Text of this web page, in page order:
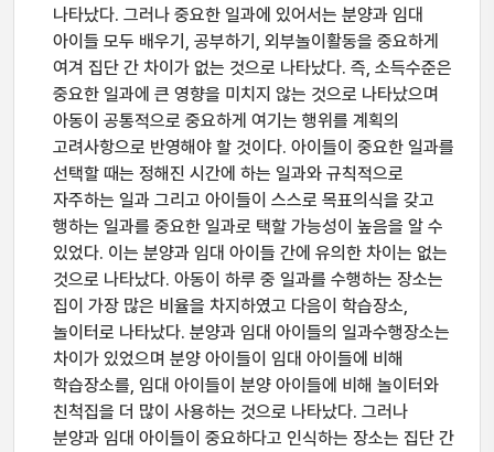
나타났다. 그러나 중요한 일과에 있어서는 분양과 임대
아이들 모두 배우기, 공부하기, 외부놀이활동을 중요하게
여겨 집단 간 차이가 없는 것으로 나타났다. 즉, 소득수준은
중요한 일과에 큰 영향을 미치지 않는 것으로 나타났으며
아동이 공통적으로 중요하게 여기는 행위를 계획의
고려사항으로 반영해야 할 것이다. 아이들이 중요한 일과를
선택할 때는 정해진 시간에 하는 일과와 규칙적으로
자주하는 일과 그리고 아이들이 스스로 목표의식을 갖고
행하는 일과를 중요한 일과로 택할 가능성이 높음을 알 수
있었다. 이는 분양과 임대 아이들 간에 유의한 차이는 없는
것으로 나타났다. 아동이 하루 중 일과를 수행하는 장소는
집이 가장 많은 비율을 차지하였고 다음이 학습장소,
놀이터로 나타났다. 분양과 임대 아이들의 일과수행장소는
차이가 있었으며 분양 아이들이 임대 아이들에 비해
학습장소를, 임대 아이들이 분양 아이들에 비해 놀이터와
친척집을 더 많이 사용하는 것으로 나타났다. 그러나
분양과 임대 아이들이 중요하다고 인식하는 장소는 집단 간